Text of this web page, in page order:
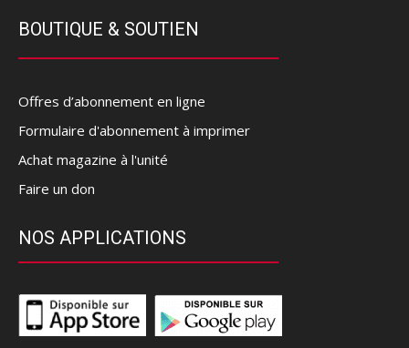
BOUTIQUE & SOUTIEN
Offres d’abonnement en ligne
Formulaire d'abonnement à imprimer
Achat magazine à l'unité
Faire un don
NOS APPLICATIONS